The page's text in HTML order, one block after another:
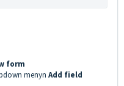
form
menyn Add field